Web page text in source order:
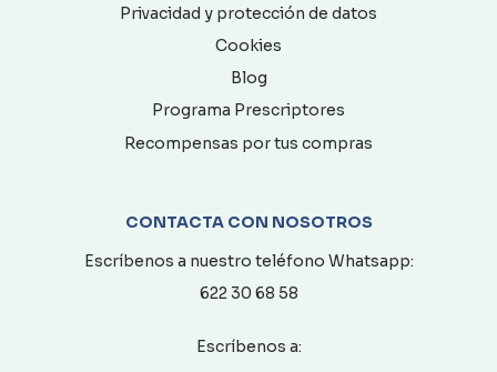
Privacidad y protección de datos
Cookies
Blog
Programa Prescriptores
Recompensas por tus compras
CONTACTA CON NOSOTROS
Escríbenos a nuestro teléfono Whatsapp:
622 30 68 58
Escríbenos a: